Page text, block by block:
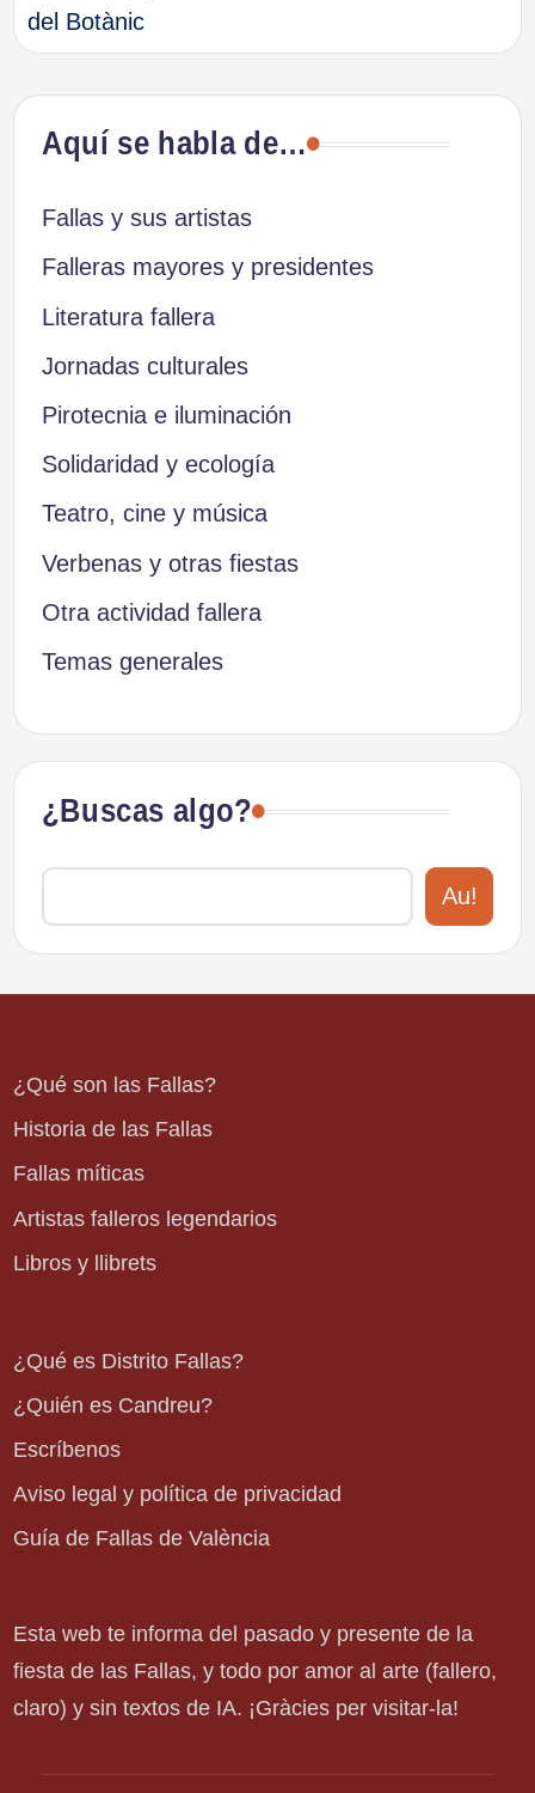
entradas
del Botànic
Aquí se habla de…
Fallas y sus artistas
Falleras mayores y presidentes
Literatura fallera
Jornadas culturales
Pirotecnia e iluminación
Solidaridad y ecología
Teatro, cine y música
Verbenas y otras fiestas
Otra actividad fallera
Temas generales
¿Buscas algo?
Au!
¿Qué son las Fallas?
Historia de las Fallas
Fallas míticas
Artistas falleros legendarios
Libros y llibrets
¿Qué es Distrito Fallas?
¿Quién es Candreu?
Escríbenos
Aviso legal y política de privacidad
Guía de Fallas de València
Esta web te informa del pasado y presente de la
fiesta de las Fallas, y todo por amor al arte (fallero,
claro) y sin textos de IA. ¡Gràcies per visitar-la!